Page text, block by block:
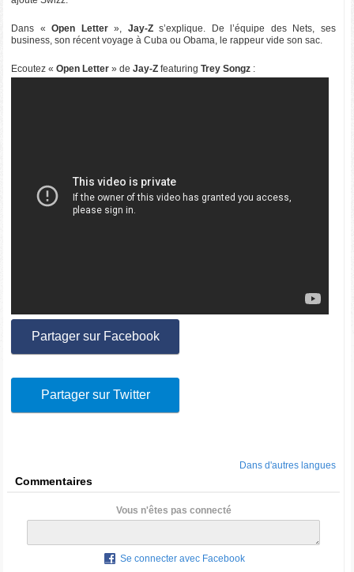
Dans «Open Letter», Jay-Zs’explique. De l’équipe des Nets, ses
business, son récent voyage à Cuba ou Obama, le rappeur vide son sac.
Ecoutez «Open Letter » de Jay-Z featuringTrey Songz :
Partager sur Facebook
Partager sur Twitter
Dans d'autres langues
Commentaires
Vous n'êtes pas connecté
Se connecter avec Facebook